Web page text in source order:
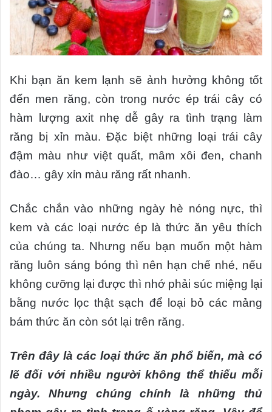
Khi bạn ăn kem lạnh sẽ ảnh hưởng không tốt
đến men răng, còn trong nước ép trái cây có
hàm lượng axit nhẹ dễ gây ra tình trạng làm
răng bị xỉn màu. Đặc biệt những loại trái cây
đậm màu như việt quất, mâm xôi đen, chanh
đào… gây xỉn màu răng rất nhanh.
Chắc chắn vào những ngày hè nóng nực, thì
kem và các loại nước ép là thức ăn yêu thích
của chúng ta. Nhưng nếu bạn muốn một hàm
răng luôn sáng bóng thì nên hạn chế nhé, nếu
không cưỡng lại được thì nhớ phải súc miệng lại
bằng nước lọc thật sạch để loại bỏ các mảng
bám thức ăn còn sót lại trên răng.
Trên đây là các loại thức ăn phổ biến, mà có
lẽ đối với nhiều người không thể thiếu mỗi
ngày. Nhưng chúng chính là những thủ